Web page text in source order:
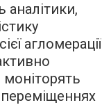
аналітики,
агломерації